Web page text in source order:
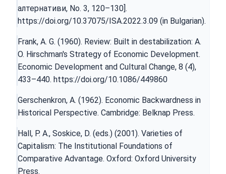
алтернативи, No. 3, 120–130].
https://doi.org/10.37075/ISA.2022.3.09 (in Bulgarian).
Frank, A. G. (1960). Review: Built in destabilization: A.
O. Hirschman's Strategy of Economic Development.
Economic Development and Cultural Change, 8 (4),
433–440. https://doi.org/10.1086/449860
Gerschenkron, A. (1962). Economic Backwardness in
Historical Perspective. Cambridge: Belknap Press.
Hall, P. A., Soskice, D. (eds.) (2001). Varieties of
Capitalism: The Institutional Foundations of
Comparative Advantage. Oxford: Oxford University
Press.